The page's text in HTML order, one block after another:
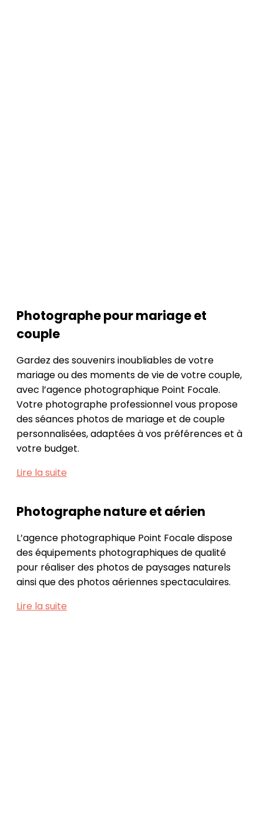
Photographe pour mariage et
couple
Gardez des souvenirs inoubliables de votre
mariage ou des moments de vie de votre couple,
avec l’agence photographique Point Focale.
Votre photographe professionnel vous propose
des séances photos de mariage et de couple
personnalisées, adaptées à vos préférences et à
votre budget.
Lire la suite
Photographe nature et aérien
L’agence photographique Point Focale dispose
des équipements photographiques de qualité
pour réaliser des photos de paysages naturels
ainsi que des photos aériennes spectaculaires.
Lire la suite